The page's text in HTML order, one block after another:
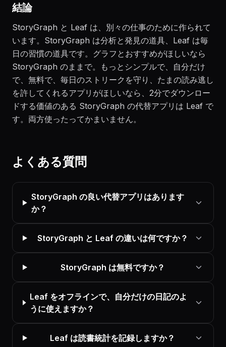
結論
StoryGraph と Leaf は、別々の仕事のために作られて
います。StoryGraph は分析と発見の道具、Leaf は毎
日の習慣の道具です。グラフとおすすめがほしいなら
StoryGraph のままで。もっとシンプルで、自分だけ
で、無料で、毎日のストリークを守り、たまの読み逃し
を許してくれるアプリがほしいなら、2分でダウンロー
ドする価値のある StoryGraph の代替アプリは Leaf で
す。両方使ったってかまいません。
よくある質問
StoryGraph の良い代替アプリはあります
か？
StoryGraph と Leaf の違いは何ですか？
StoryGraph は無料ですか？
Leaf をオフラインで、自分だけの日記のよ
うに使えますか？
Leaf は読書統計を記録しますか？